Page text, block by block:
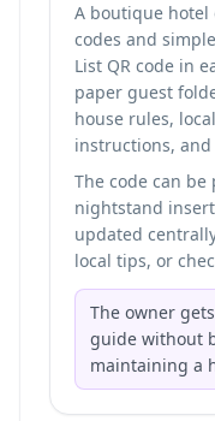
A boutique hotel
codes and
List QR code in
paper guest
house rules,
instructions,
The code can
nightstand
updated
local tips, or
The owner
guide without
maintaining a